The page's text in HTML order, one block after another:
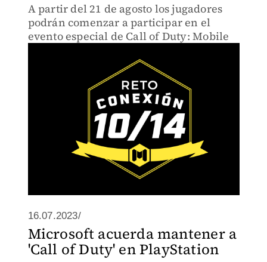
A partir del 21 de agosto los jugadores
podrán comenzar a participar en el
evento especial de Call of Duty: Mobile
16.07.2023/
Microsoft acuerda mantener a
'Call of Duty' en PlayStation